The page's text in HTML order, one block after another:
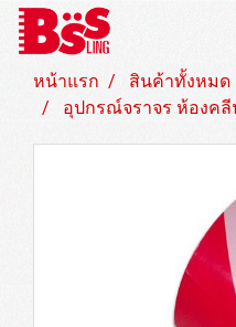
หน้าแรก
สินค้าทั้งหมด
อุปกรณ์จราจร ห้องค